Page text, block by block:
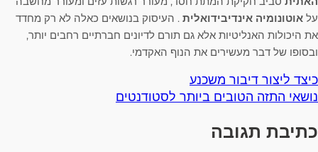
על אוטונומיה אינדיבידואלית . העיסוק בנושאים כאלה לא רק מחדד
את היכולות האנליטיות אלא גם תורם לדיונים חברתיים רחבים יותר,
ובסופו של דבר מעשירים את הנוף האקדמי.
כיצד ליצור דיבור משכנע
נושאי התזה הטובים ביותר לסטודנטים
כתיבת תגובה